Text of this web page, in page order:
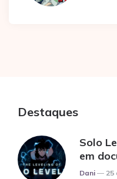
Destaques
Solo
em
Posted
Dani 25